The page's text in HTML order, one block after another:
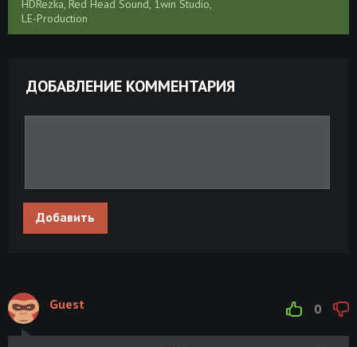
HDRezka, Red Head Sound, 1win Studio,
LE-Production
(сезон 1, серии 1-8 из 8) Sunnysiders,
HDRezka, RHS, WStudio, TVShows, LE-
ДОБАВЛЕНИЕ КОММЕНТАРИЯ
Добавить
0
Guest